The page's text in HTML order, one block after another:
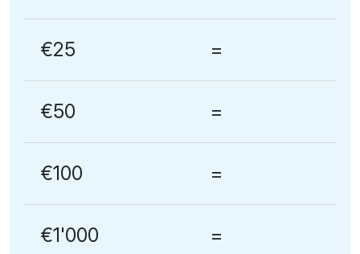
€25 =
€50 =
€100 =
€1'000 =